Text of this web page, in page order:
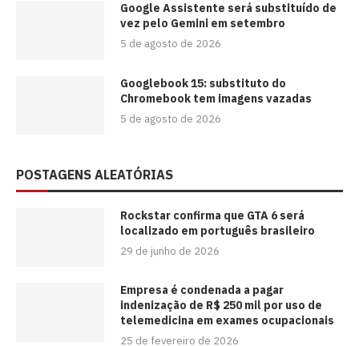
Google Assistente será substituído de
vez pelo Gemini em setembro
5 de agosto de 2026
Googlebook 15: substituto do
Chromebook tem imagens vazadas
5 de agosto de 2026
POSTAGENS ALEATÓRIAS
Rockstar confirma que GTA 6 será
localizado em português brasileiro
29 de junho de 2026
Empresa é condenada a pagar
indenização de R$ 250 mil por uso de
telemedicina em exames ocupacionais
25 de fevereiro de 2026